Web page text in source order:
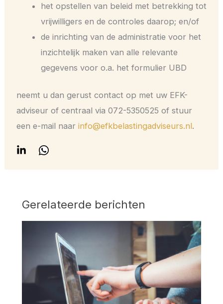
het opstellen van beleid met betrekking tot
vrijwilligers en de controles daarop; en/of
de inrichting van de administratie voor het
inzichtelijk maken van alle relevante
gegevens voor o.a. het formulier UBD
neemt u dan gerust contact op met uw EFK-
adviseur of centraal via 072-5350525 of stuur
een e-mail naar info@efkbelastingadviseurs.nl.
Gerelateerde berichten